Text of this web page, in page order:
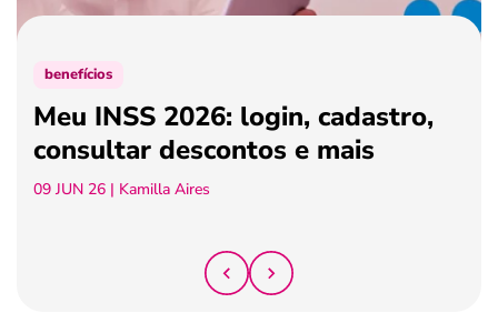
benefícios
Meu INSS 2026: login, cadastro,
consultar descontos e mais
09 JUN 26 | Kamilla Aires